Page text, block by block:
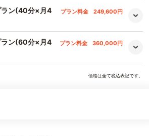
ラン(40分×月4
プラン料金 249,600円
ラン(60分×月4
プラン料金 360,000円
価格は全て税込表記です。